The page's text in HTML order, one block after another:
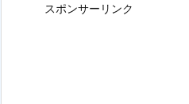
スポンサーリンク